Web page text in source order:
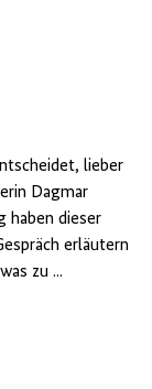
lieber
Dagmar
haben dieser
erläutern
zu ...